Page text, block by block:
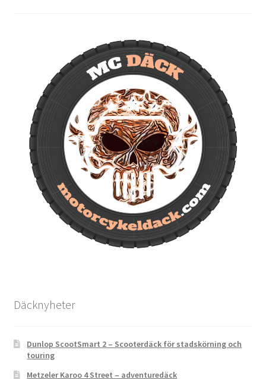
Däcknyheter
Dunlop ScootSmart 2 – Scooterdäck för stadskörning och
touring
Metzeler Karoo 4 Street – adventuredäck